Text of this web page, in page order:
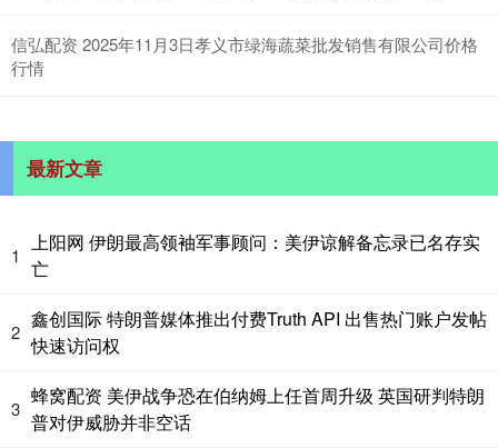
信弘配资 2025年11月3日孝义市绿海蔬菜批发销售有限公司价格
行情
最新文章
1
上阳网 伊朗最高领袖军事顾问：美伊谅解备忘录已名存实
亡
2
鑫创国际 特朗普媒体推出付费Truth API 出售热门账户发帖
快速访问权
3
蜂窝配资 美伊战争恐在伯纳姆上任首周升级 英国研判特朗
普对伊威胁并非空话